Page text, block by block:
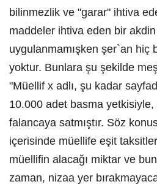
bilinmezlik ve "garar" ihtiva
maddeler ihtiva eden bir
uygulanmamışken şer`an hiç
yoktur. Bunlara şu şekilde
"Müellif x adlı, şu kadar
10.000 adet basma
falancaya satmıştır. Söz
içerisinde müellife eşit
müellifin alacağı miktar ve
zaman, nizaa yer